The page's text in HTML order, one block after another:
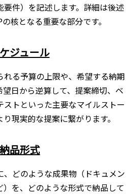
要件）を記述します。詳細は後述
核となる重要な部分です。
ジュール
れる予算の上限や、希望する納期
日から逆算して、提案締切、ベ
ストといった主要なマイルストー
現実的な提案に繋がります。
品形式
、どのような成果物（ドキュメン
）を、どのような形式で納品して